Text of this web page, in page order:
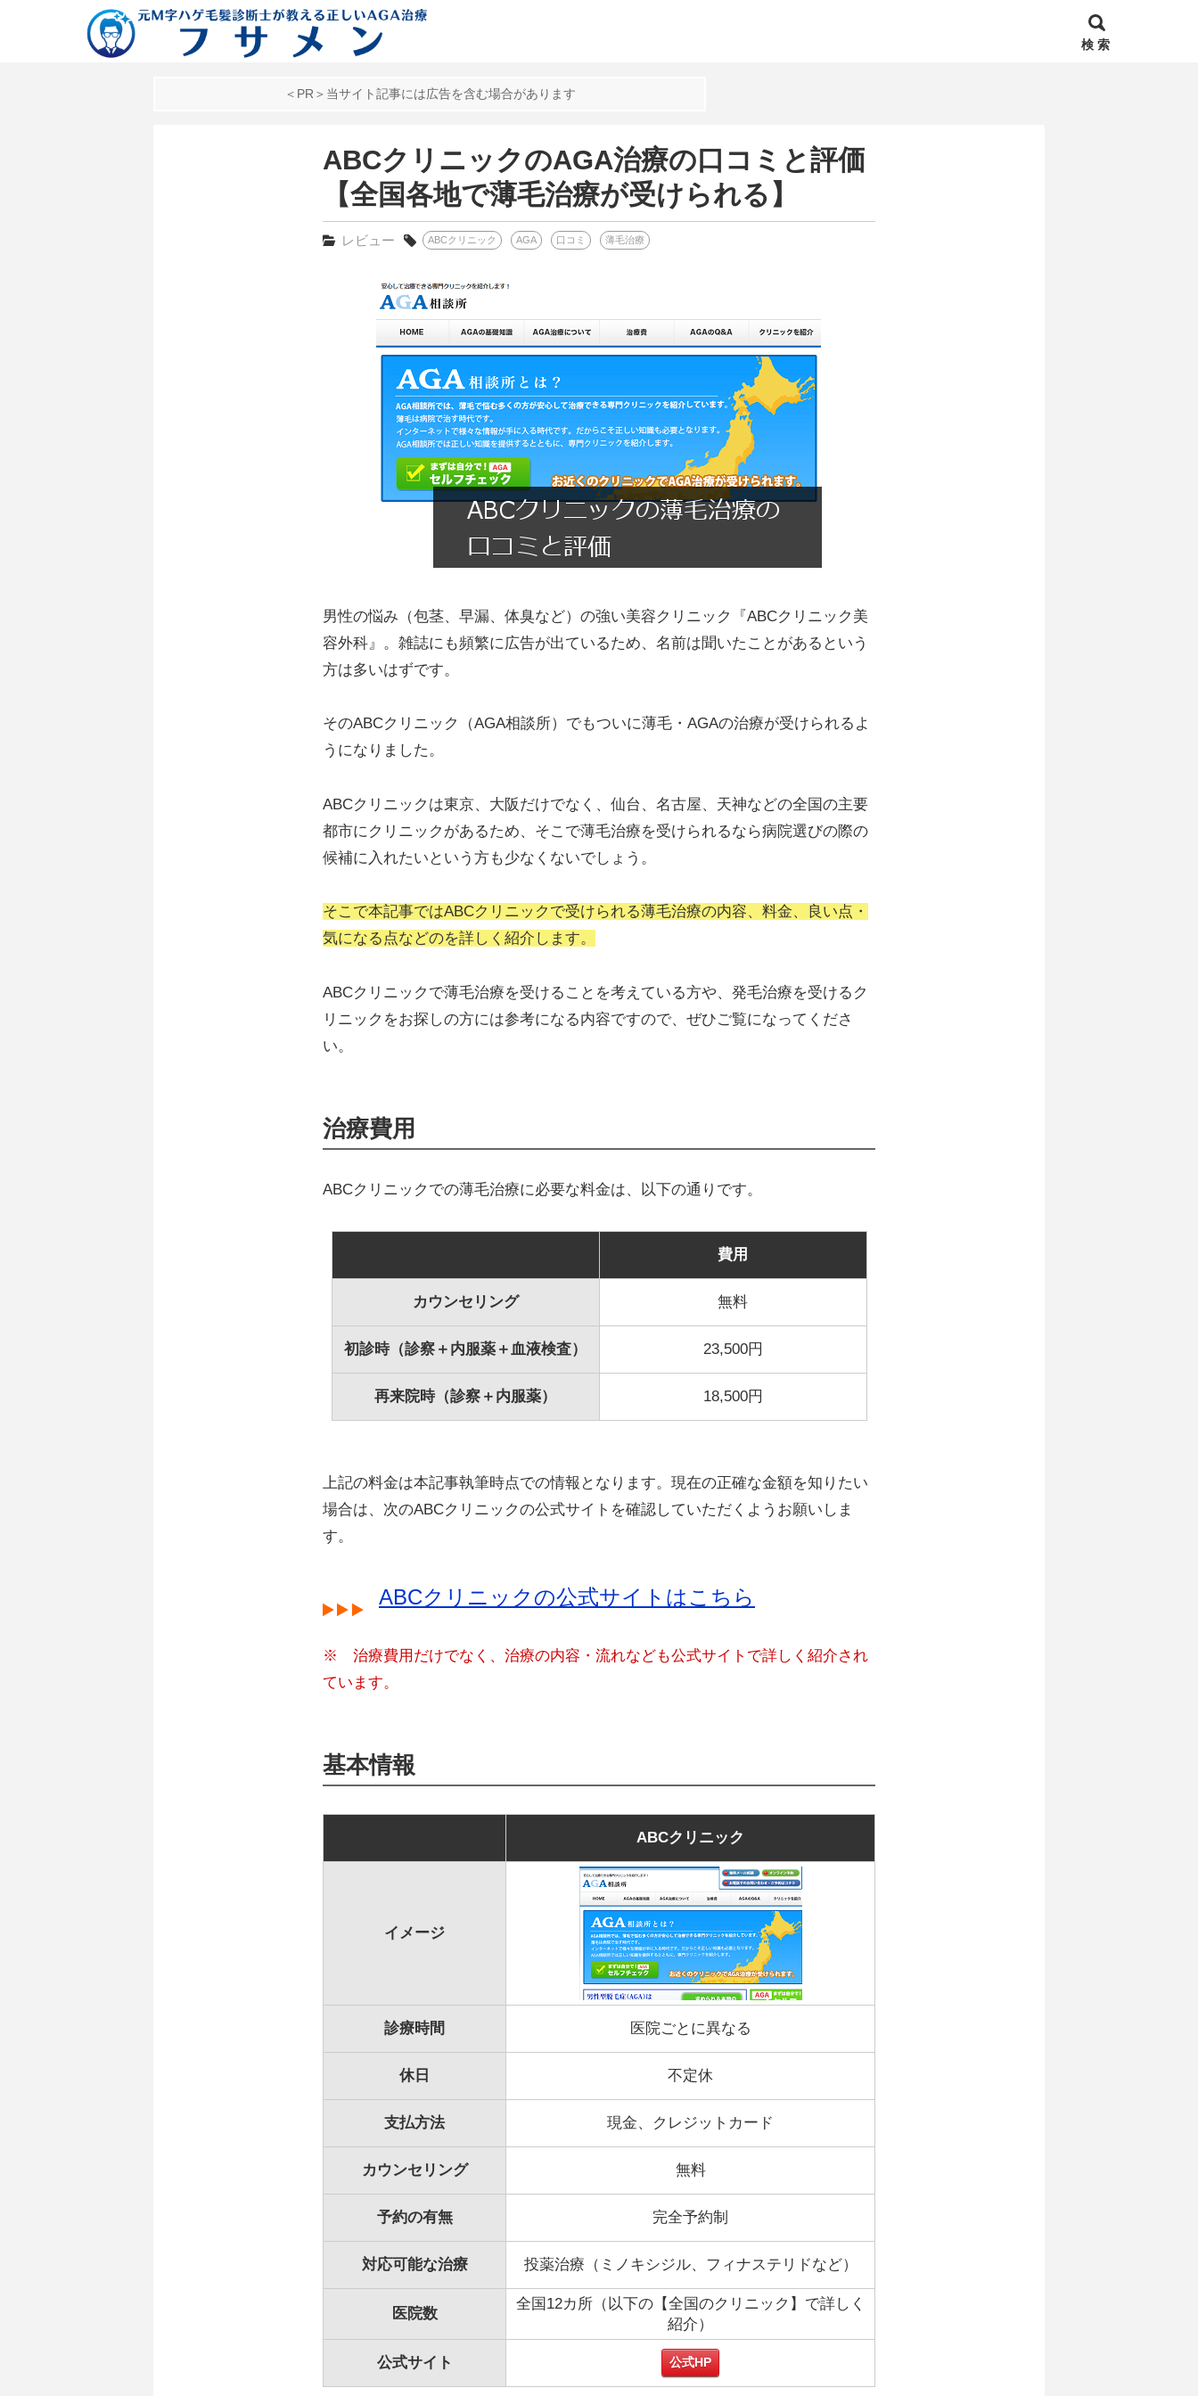
検 索
＜PR＞当サイト記事には広告を含む場合があります
ABCクリニックのAGA治療の口コミと評価
【全国各地で薄毛治療が受けられる】
レビュー ABCクリニック AGA 口コミ 薄毛治療
男性の悩み（包茎、早漏、体臭など）の強い美容クリニック『ABCクリニック美
容外科』。雑誌にも頻繁に広告が出ているため、名前は聞いたことがあるという
方は多いはずです。
そのABCクリニック（AGA相談所）でもついに薄毛・AGAの治療が受けられるよ
うになりました。
ABCクリニックは東京、大阪だけでなく、仙台、名古屋、天神などの全国の主要
都市にクリニックがあるため、そこで薄毛治療を受けられるなら病院選びの際の
候補に入れたいという方も少なくないでしょう。
そこで本記事ではABCクリニックで受けられる薄毛治療の内容、料金、良い点・
気になる点などのを詳しく紹介します。
ABCクリニックで薄毛治療を受けることを考えている方や、発毛治療を受けるク
リニックをお探しの方には参考になる内容ですので、ぜひご覧になってくださ
い。
治療費用
ABCクリニックでの薄毛治療に必要な料金は、以下の通りです。
費用
カウンセリング 無料
初診時（診察＋内服薬＋血液検査） 23,500円
再来院時（診察＋内服薬） 18,500円
上記の料金は本記事執筆時点での情報となります。現在の正確な金額を知りたい
場合は、次のABCクリニックの公式サイトを確認していただくようお願いしま
す。
ABCクリニックの公式サイトはこちら
※ 治療費用だけでなく、治療の内容・流れなども公式サイトで詳しく紹介され
ています。
基本情報
ABCクリニック
イメージ
診療時間 医院ごとに異なる
休日 不定休
支払方法 現金、クレジットカード
カウンセリング 無料
予約の有無 完全予約制
対応可能な治療 投薬治療（ミノキシジル、フィナステリドなど）
医院数
全国12カ所（以下の【全国のクリニック】で詳しく
紹介）
公式サイト 公式HP